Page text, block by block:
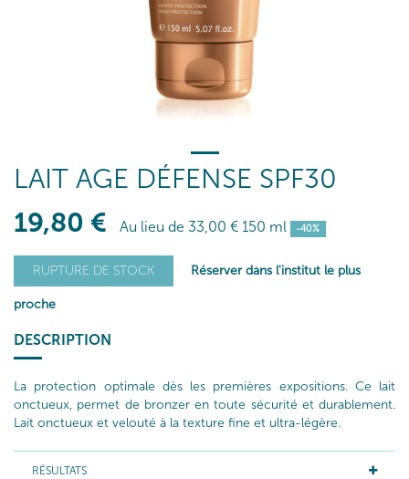
LAIT AGE DÉFENSE SPF30
19,80 € Au lieu de 33,00 € 150 ml -40%
RUPTURE DE STOCK Réserver dans l'institut le plus
proche
DESCRIPTION
La protection optimale dès les premières expositions. Ce lait
onctueux, permet de bronzer en toute sécurité et durablement.
Lait onctueux et velouté à la texture fine et ultra-légère.
RÉSULTATS